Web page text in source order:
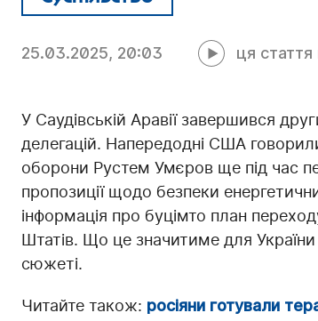
25.03.2025, 20:03 ця стаття
У Саудівській Аравії завершився
делегацій. Напередодні США
оборони Рустем Умєров ще під час
пропозиції щодо безпеки
інформація про буцімто план
Штатів. Що це значитиме для
сюжеті.
Читайте також: росіяни готували